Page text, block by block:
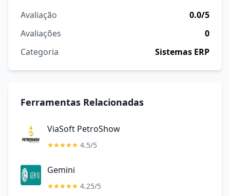
Avaliação
0.0/5
Avaliações
0
Categoria
Sistemas ERP
Ferramentas Relacionadas
ViaSoft PetroShow
4.5/5
Gemini
4.25/5